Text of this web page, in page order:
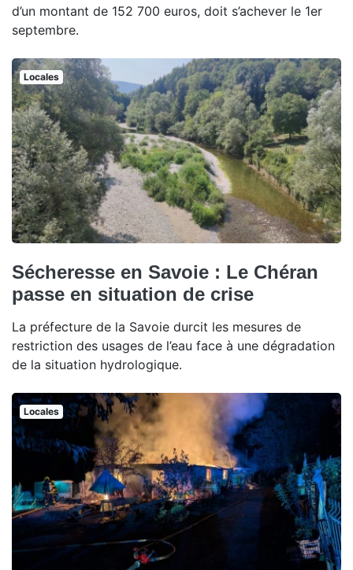
d’un montant de 152 700 euros, doit s’achever le 1er
septembre.
Locales
Sécheresse en Savoie : Le Chéran
passe en situation de crise
La préfecture de la Savoie durcit les mesures de
restriction des usages de l’eau face à une dégradation
de la situation hydrologique.
Locales